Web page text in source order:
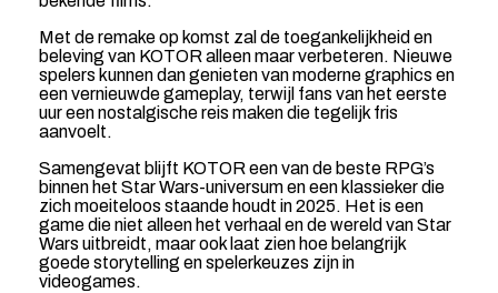
Met de remake op komst zal de toegankelijkheid en
beleving van KOTOR alleen maar verbeteren. Nieuwe
spelers kunnen dan genieten van moderne graphics en
een vernieuwde gameplay, terwijl fans van het eerste
uur een nostalgische reis maken die tegelijk fris
aanvoelt.
Samengevat blijft KOTOR een van de beste RPG’s
binnen het Star Wars-universum en een klassieker die
zich moeiteloos staande houdt in 2025. Het is een
game die niet alleen het verhaal en de wereld van Star
Wars uitbreidt, maar ook laat zien hoe belangrijk
goede storytelling en spelerkeuzes zijn in
videogames.